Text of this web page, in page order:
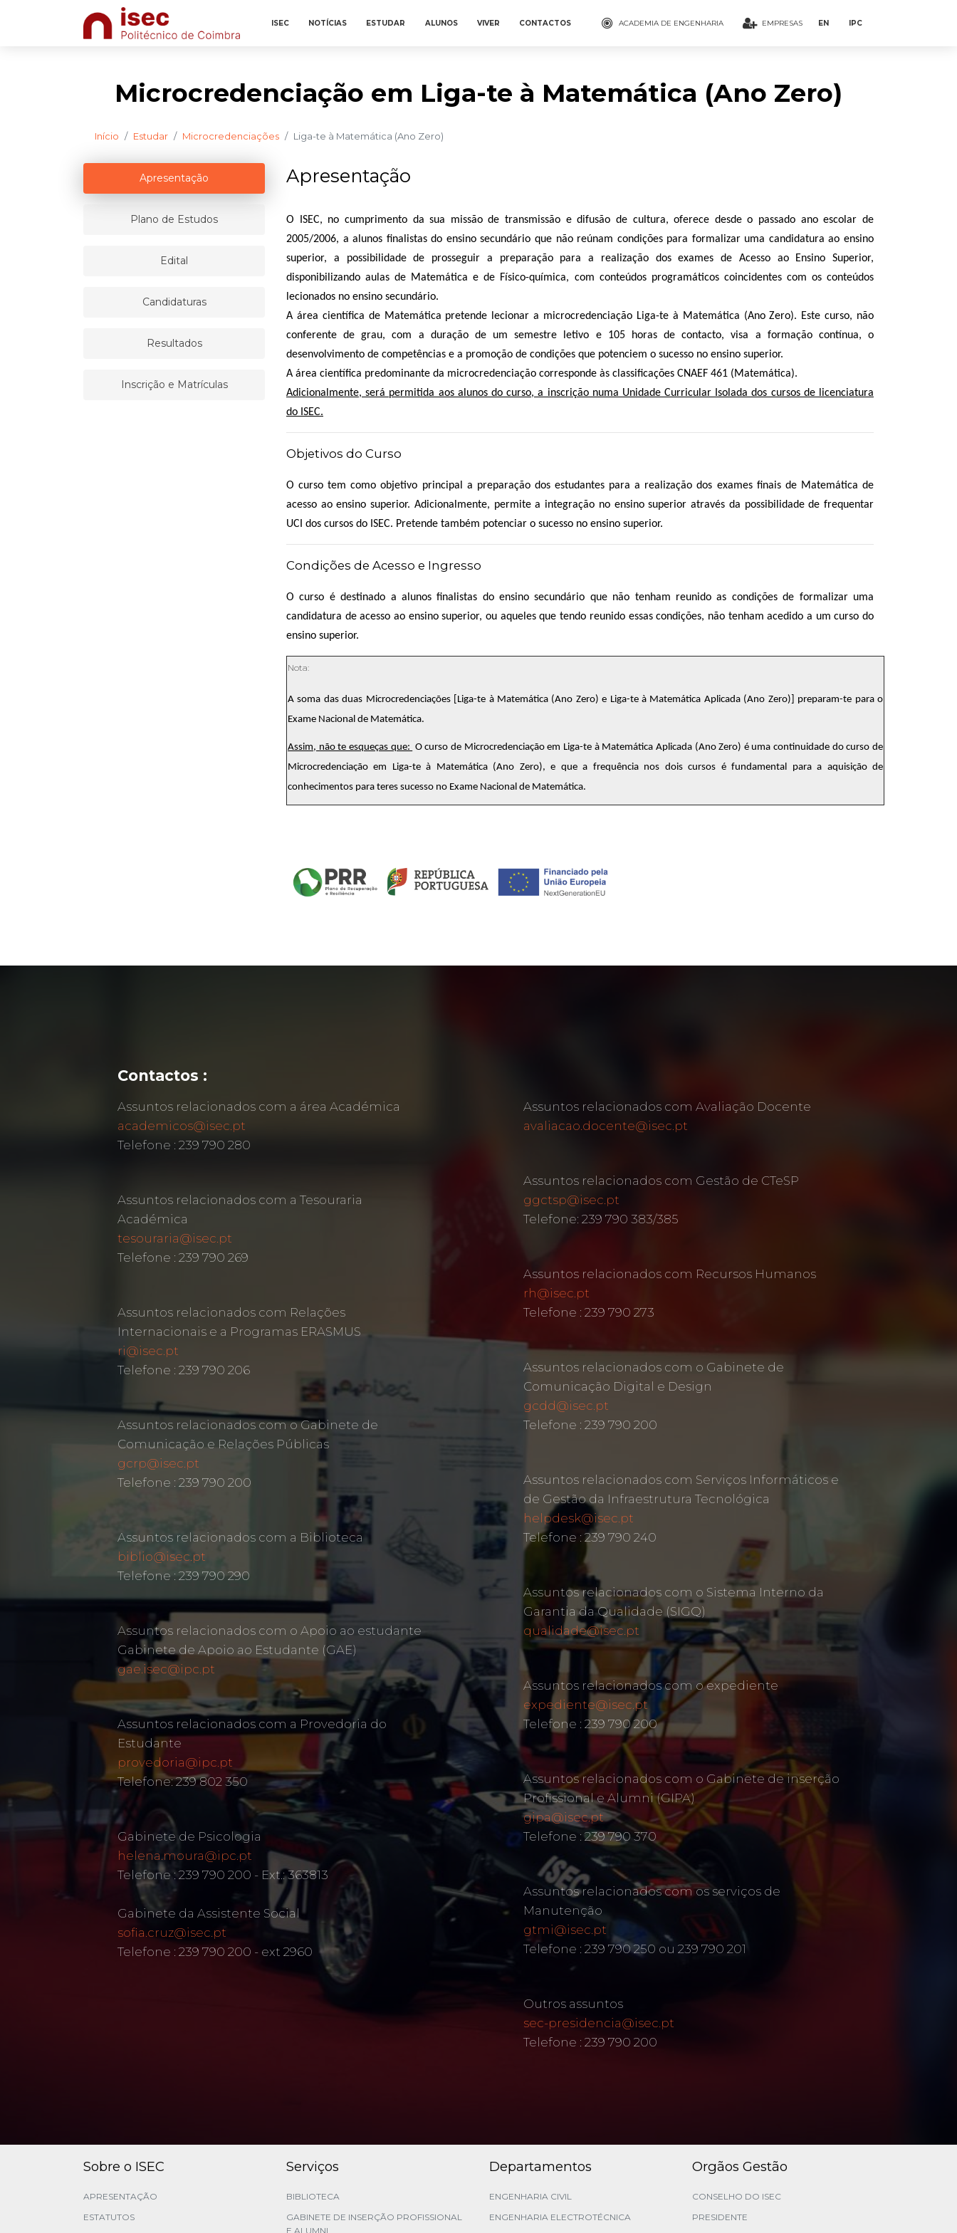
ISEC NOTÍCIAS ESTUDAR ALUNOS VIVER CONTACTOS ACADEMIA DE ENGENHARIA EMPRESAS EN IPC
Microcredenciação em Liga-te à Matemática (Ano Zero)
Início Estudar Microcredenciações Liga-te à Matemática (Ano Zero)
Apresentação
Plano de Estudos
Edital
Candidaturas
Resultados
Inscrição e Matrículas
Apresentação
O ISEC, no cumprimento da sua missão de transmissão e difusão de cultura, oferece desde o passado ano escolar de
2005/2006, a alunos finalistas do ensino secundário que não reúnam condições para formalizar uma candidatura ao ensino
superior, a possibilidade de prosseguir a preparação para a realização dos exames de Acesso ao Ensino Superior,
disponibilizando aulas de Matemática e de Físico-química, com conteúdos programáticos coincidentes com os conteúdos
lecionados no ensino secundário.
A área científica de Matemática pretende lecionar a microcredenciação Liga-te à Matemática (Ano Zero). Este curso, não
conferente de grau, com a duração de um semestre letivo e 105 horas de contacto, visa a formação contínua, o
desenvolvimento de competências e a promoção de condições que potenciem o sucesso no ensino superior.
A área científica predominante da microcredenciação corresponde às classificações CNAEF 461 (Matemática).
Adicionalmente, será permitida aos alunos do curso, a inscrição numa Unidade Curricular Isolada dos cursos de licenciatura
do ISEC.
Objetivos do Curso
O curso tem como objetivo principal a preparação dos estudantes para a realização dos exames finais de Matemática de
acesso ao ensino superior. Adicionalmente, permite a integração no ensino superior através da possibilidade de frequentar
UCI dos cursos do ISEC. Pretende também potenciar o sucesso no ensino superior.
Condições de Acesso e Ingresso
O curso é destinado a alunos finalistas do ensino secundário que não tenham reunido as condições de formalizar uma
candidatura de acesso ao ensino superior, ou aqueles que tendo reunido essas condições, não tenham acedido a um curso do
ensino superior.
Nota:
A soma das duas Microcredenciações [ Liga-te à Matemática (Ano Zero) e Liga-te à Matemática Aplicada (Ano Zero) ] preparam-te para o
Exame Nacional de Matemática.
Assim, não te esqueças que: O curso de Microcredenciação em Liga-te à Matemática Aplicada (Ano Zero) é uma continuidade do curso de
Microcredenciação em Liga-te à Matemática (Ano Zero), e que a frequência nos dois cursos é fundamental para a aquisição de
conhecimentos para teres sucesso no Exame Nacional de Matemática.
Contactos :
Assuntos relacionados com a área Académica
academicos@isec.pt
Telefone : 239 790 280
Assuntos relacionados com a Tesouraria
Académica
tesouraria@isec.pt
Telefone : 239 790 269
Assuntos relacionados com Relações
Internacionais e a Programas ERASMUS
ri@isec.pt
Telefone : 239 790 206
Assuntos relacionados com o Gabinete de
Comunicação e Relações Públicas
gcrp@isec.pt
Telefone : 239 790 200
Assuntos relacionados com a Biblioteca
biblio@isec.pt
Telefone : 239 790 290
Assuntos relacionados com o Apoio ao estudante
Gabinete de Apoio ao Estudante (GAE)
gae.isec@ipc.pt
Assuntos relacionados com a Provedoria do
Estudante
provedoria@ipc.pt
Telefone: 239 802 350
Gabinete de Psicologia
helena.moura@ipc.pt
Telefone : 239 790 200 - Ext.: 363813
Gabinete da Assistente Social
sofia.cruz@isec.pt
Telefone : 239 790 200 - ext 2960
Assuntos relacionados com Avaliação Docente
avaliacao.docente@isec.pt
Assuntos relacionados com Gestão de CTeSP
ggctsp@isec.pt
Telefone: 239 790 383/385
Assuntos relacionados com Recursos Humanos
rh@isec.pt
Telefone : 239 790 273
Assuntos relacionados com o Gabinete de
Comunicação Digital e Design
gcdd@isec.pt
Telefone : 239 790 200
Assuntos relacionados com Serviços Informáticos e
de Gestão da Infraestrutura Tecnológica
helpdesk@isec.pt
Telefone : 239 790 240
Assuntos relacionados com o Sistema Interno da
Garantia da Qualidade (SIGQ)
qualidade@isec.pt
Assuntos relacionados com o expediente
expediente@isec.pt
Telefone : 239 790 200
Assuntos relacionados com o Gabinete de inserção
Profissional e Alumni (GIPA)
gipa@isec.pt
Telefone : 239 790 370
Assuntos relacionados com os serviços de
Manutenção
gtmi@isec.pt
Telefone : 239 790 250 ou 239 790 201
Outros assuntos
sec-presidencia@isec.pt
Telefone : 239 790 200
Sobre o ISEC
APRESENTAÇÃO
ESTATUTOS
Serviços
BIBLIOTECA
GABINETE DE INSERÇÃO PROFISSIONAL
E ALUMNI
Departamentos
ENGENHARIA CIVIL
ENGENHARIA ELECTROTÉCNICA
Orgãos Gestão
CONSELHO DO ISEC
PRESIDENTE